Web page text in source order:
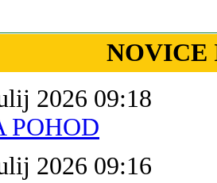
NOVICE
2026 09:18
POHOD
2026 09:16